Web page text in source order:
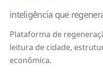
inteligência que
Plataforma de
leitura de cidade,
econômica.